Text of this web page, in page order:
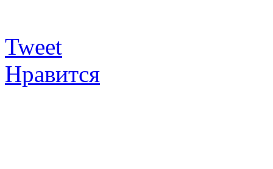
Tweet
Нравится